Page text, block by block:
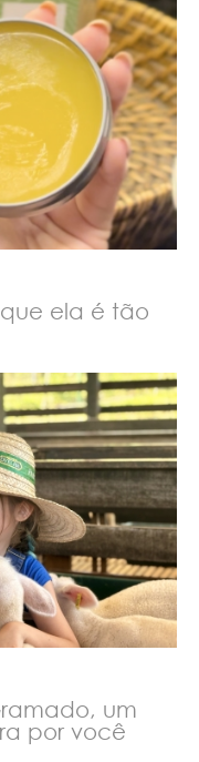
ela é tão
um
por você